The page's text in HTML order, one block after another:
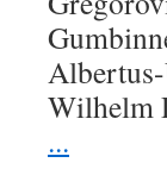
Wilhelm
...